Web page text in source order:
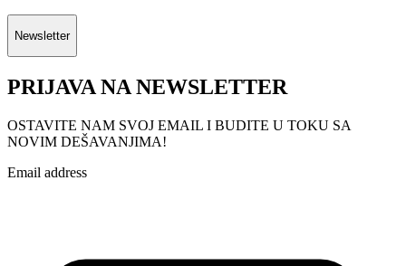
Newsletter
PRIJAVA NA NEWSLETTER
OSTAVITE NAM SVOJ EMAIL I BUDITE U TOKU SA
NOVIM DEŠAVANJIMA!
Email address